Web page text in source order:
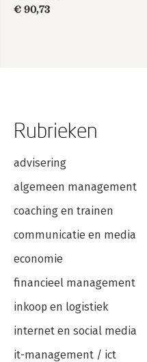
€ 90,73
Rubrieken
advisering
algemeen management
coaching en trainen
communicatie en media
economie
financieel management
inkoop en logistiek
internet en social media
it-management / ict